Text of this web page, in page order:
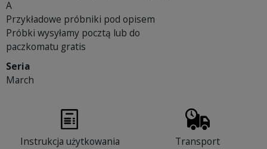
A
Przykładowe próbniki pod opisem
Próbki wysyłamy pocztą lub do
paczkomatu gratis
Seria
March
Instrukcja użytkowania Transport